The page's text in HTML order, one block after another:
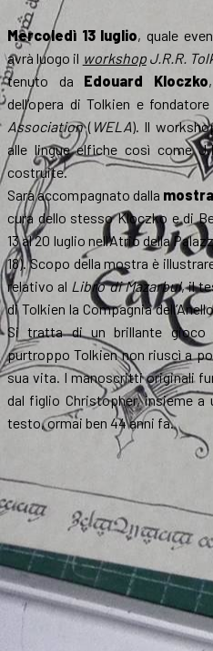
Mercoledì 13 luglio, quale
avrà luogo il workshop J.R.R.
tenuto da Edouard Kloczko
dell’opera di Tolkien e fondatore
Association( WELA). Il
alle lingue elfiche così come
costruite.
Sarà accompagnato dalla mostra
cura dello stesso Kloczko e di
13 al 20 luglio nell’Atrio della
18). Scopo della mostra è
relativo al Libro di Mazarbul, il
di Tolkien la Compagnia
Si tratta di un brillante
purtroppo Tolkien non riuscì a
sua vita. I manoscritti originali
dal figlio Christopher, insieme a
testo, ormai ben 44 anni fa.